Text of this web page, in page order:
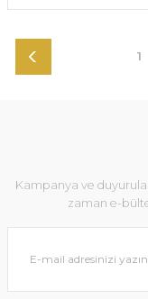
1
Kampanya ve
zaman e-